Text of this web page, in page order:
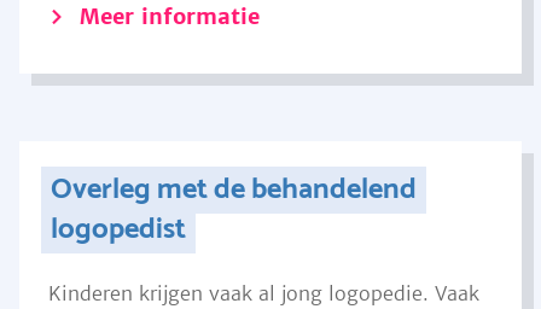
Meer informatie
Overleg met de behandelend
logopedist
Kinderen krijgen vaak al jong logopedie. Vaak